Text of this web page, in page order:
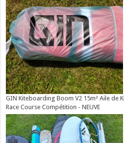
GIN Kiteboarding Boom V2 15m² Aile de
Race Course Compétition - NEUVE